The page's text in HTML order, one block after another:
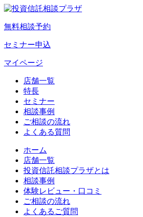
無料相談予約
セミナー申込
マイページ
店舗一覧
特長
セミナー
相談事例
ご相談の流れ
よくある質問
ホーム
店舗一覧
投資信託相談プラザとは
相談事例
体験レビュー・口コミ
ご相談の流れ
よくあるご質問